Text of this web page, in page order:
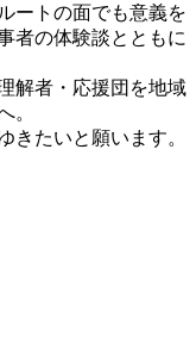
ートの面でも意義を
者の体験談とともに
解者・応援団を地域
。
きたいと願います。